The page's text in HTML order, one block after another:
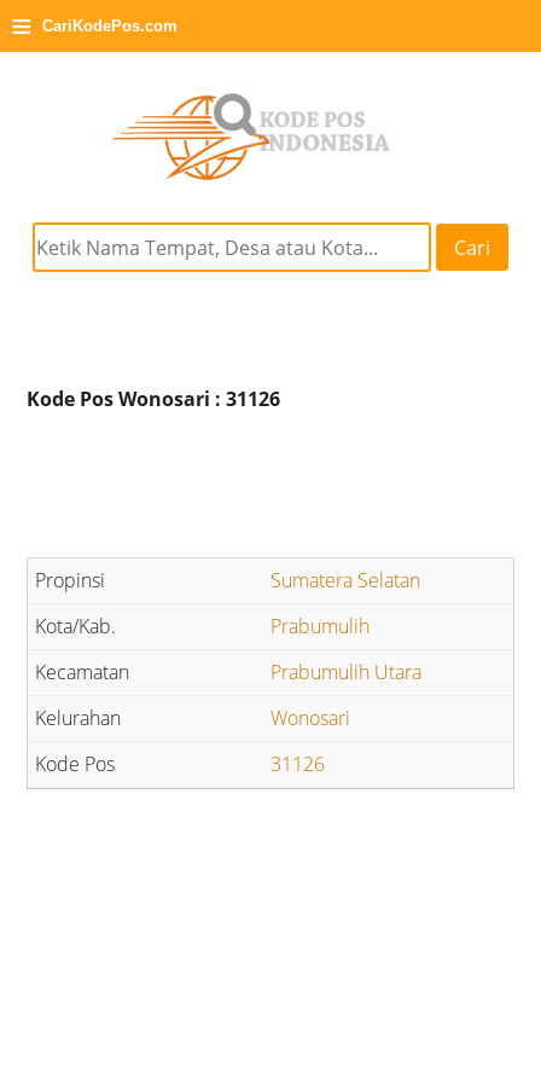
≡ CariKodePos.com
Cari
Kode Pos Wonosari : 31126
Sumatera Selatan
Prabumulih
Prabumulih Utara
Wonosari
31126